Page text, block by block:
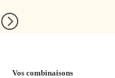
Vos combinaisons